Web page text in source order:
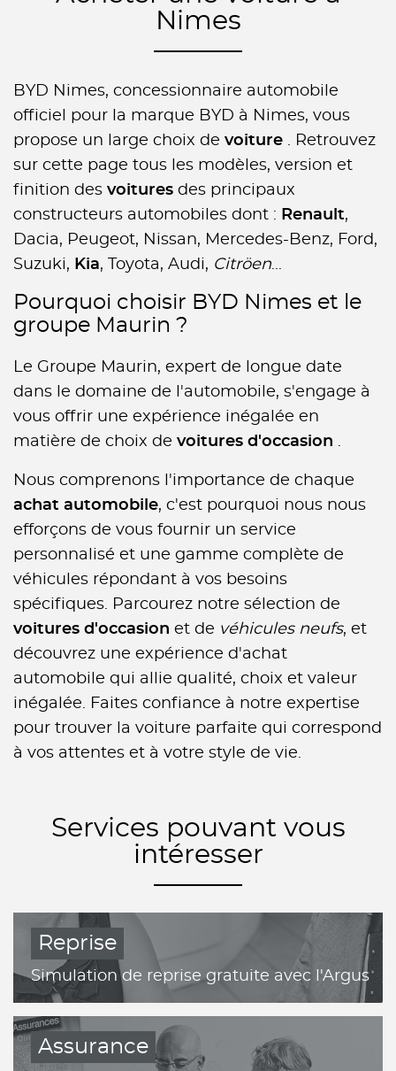
Nimes
BYD Nimes, concessionnaire automobile
officiel pour la marque BYD à Nimes, vous
propose un large choix de voiture . Retrouvez
sur cette page tous les modèles, version et
finition des voitures des principaux
constructeurs automobiles dont : Renault,
Dacia, Peugeot, Nissan, Mercedes-Benz, Ford,
Suzuki, Kia, Toyota, Audi, Citröen...
Pourquoi choisir BYD Nimes et le
groupe Maurin ?
Le Groupe Maurin, expert de longue date
dans le domaine de l'automobile, s'engage à
vous offrir une expérience inégalée en
matière de choix de voitures d'occasion .
Nous comprenons l'importance de chaque
achat automobile, c'est pourquoi nous nous
efforçons de vous fournir un service
personnalisé et une gamme complète de
véhicules répondant à vos besoins
spécifiques. Parcourez notre sélection de
voitures d'occasion et de véhicules neufs, et
découvrez une expérience d'achat
automobile qui allie qualité, choix et valeur
inégalée. Faites confiance à notre expertise
pour trouver la voiture parfaite qui correspond
à vos attentes et à votre style de vie.
Services pouvant vous
intéresser
Reprise
Simulation de reprise gratuite avec l'Argus
Assurance